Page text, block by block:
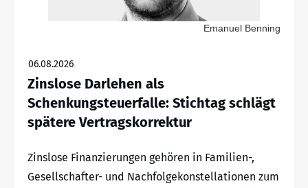
Emanuel Benning
06.08.2026
Zinslose Darlehen als
Schenkungsteuerfalle: Stichtag schlägt
spätere Vertragskorrektur
Zinslose Finanzierungen gehören in Familien-,
Gesellschafter- und Nachfolgekonstellationen zum